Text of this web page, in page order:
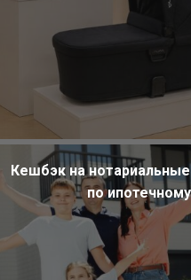
Кешбэк на
по